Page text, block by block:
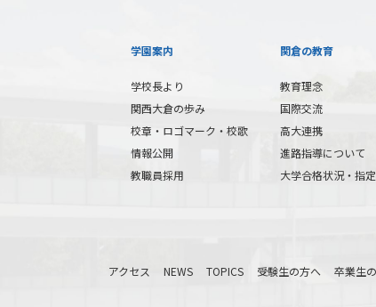
学園案内
学校長より
関西大倉の歩み
校章・ロゴマーク・校歌
情報公開
教職員採用
関倉の教育
教育理念
国際交流
高大連携
進路指導について
大学合格状況・指
アクセス NEWS TOPICS 受験生の方へ 卒業生